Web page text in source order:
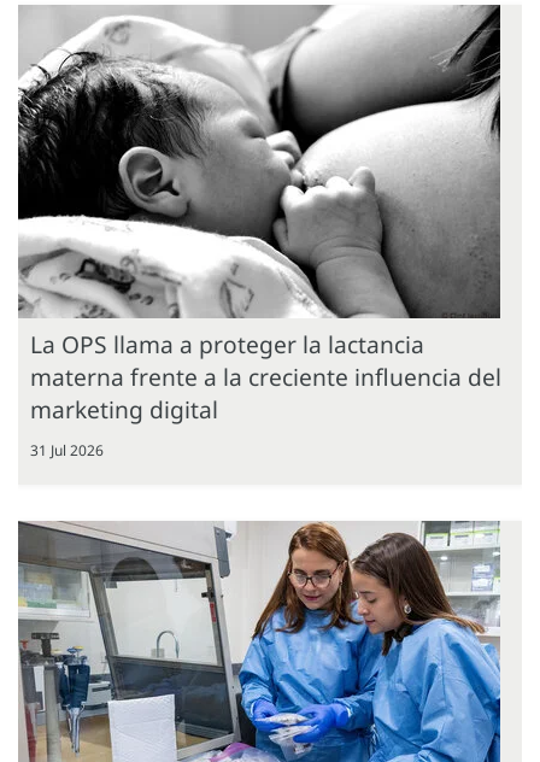
La OPS llama a proteger la lactancia
materna frente a la creciente influencia del
marketing digital
31 Jul 2026